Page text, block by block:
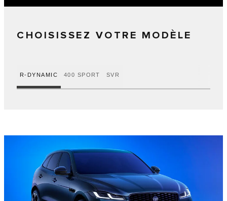
CHOISISSEZ VOTRE MODÈLE
R-DYNAMIC 400 SPORT SVR